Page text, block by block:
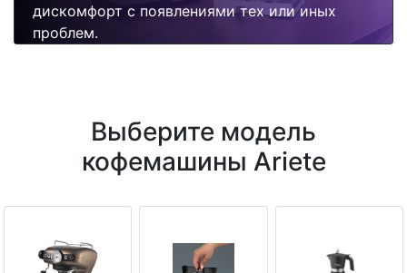
дискомфорт с появлениями тех или иных
проблем.
Выберите модель
кофемашины Ariete